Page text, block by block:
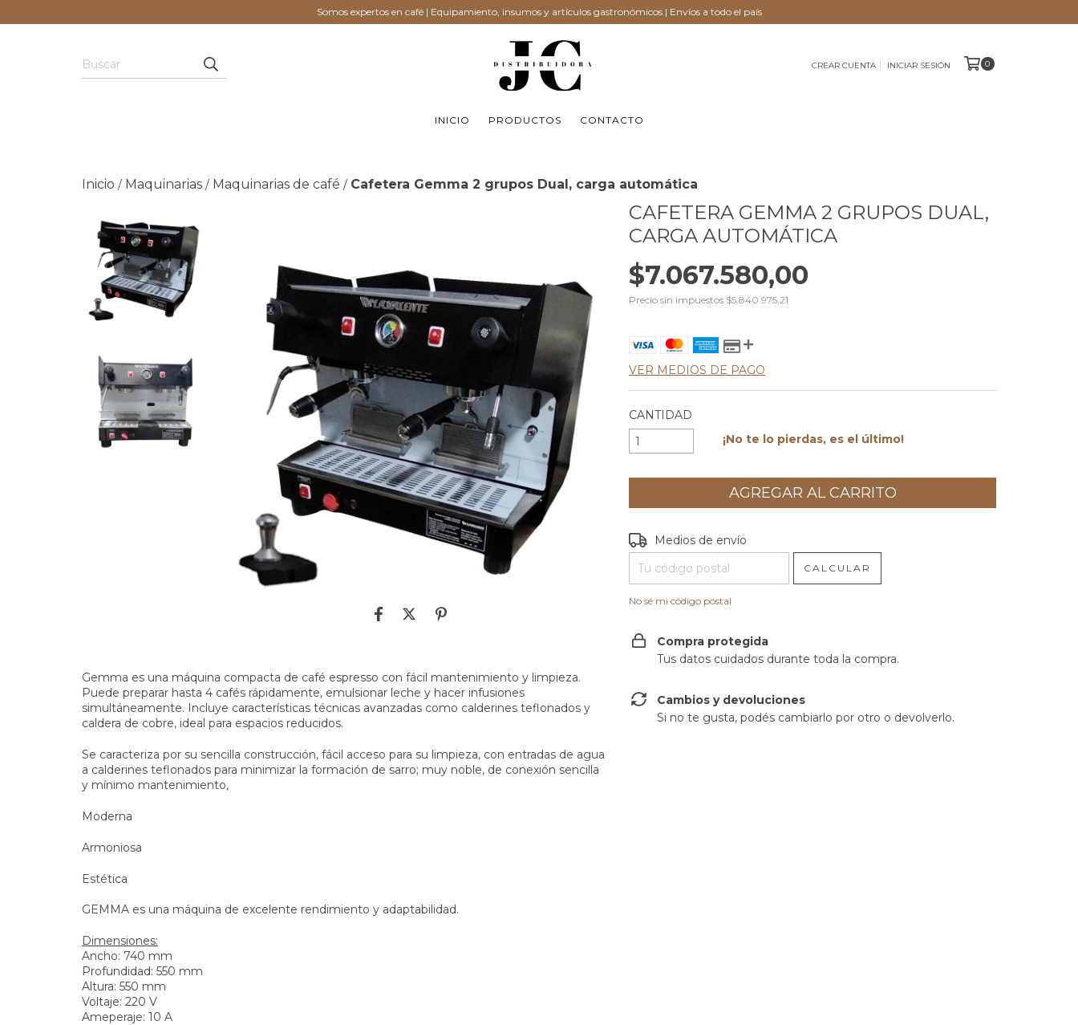
Somos expertos en café | Equipamiento, insumos y artículos gastronómicos | Envíos a todo el país
CREAR CUENTA INICIAR SESIÓN 0
INICIO PRODUCTOS CONTACTO
Inicio / Maquinarias / Maquinarias de café / Cafetera Gemma 2 grupos Dual, carga automática
Gemma es una máquina compacta de café espresso con fácil mantenimiento y limpieza.
Puede preparar hasta 4 cafés rápidamente, emulsionar leche y hacer infusiones
simultáneamente. Incluye características técnicas avanzadas como calderines teflonados y
caldera de cobre, ideal para espacios reducidos.
Se caracteriza por su sencilla construcción, fácil acceso para su limpieza, con entradas de agua
a calderines teflonados para minimizar la formación de sarro; muy noble, de conexión sencilla
y mínimo mantenimiento,
Moderna
Armoniosa
Estética
GEMMA es una máquina de excelente rendimiento y adaptabilidad.
Dimensiones:
Ancho: 740 mm
Profundidad: 550 mm
Altura: 550 mm
Voltaje: 220 V
Ameperaje: 10 A
CAFETERA GEMMA 2 GRUPOS DUAL,
CARGA AUTOMÁTICA
$7.067.580,00
Precio sin impuestos $5.840.975,21
VER MEDIOS DE PAGO
CANTIDAD
¡No te lo pierdas, es el último!
Entregas para el CP:
Medios de envío
CALCULAR
No sé mi código postal
Compra protegida
Tus datos cuidados durante toda la compra.
Cambios y devoluciones
Si no te gusta, podés cambiarlo por otro o devolverlo.